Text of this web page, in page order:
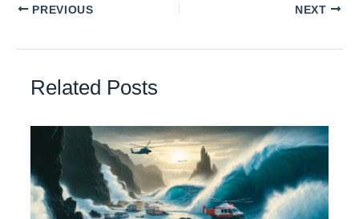
PREVIOUS NEXT
Related Posts